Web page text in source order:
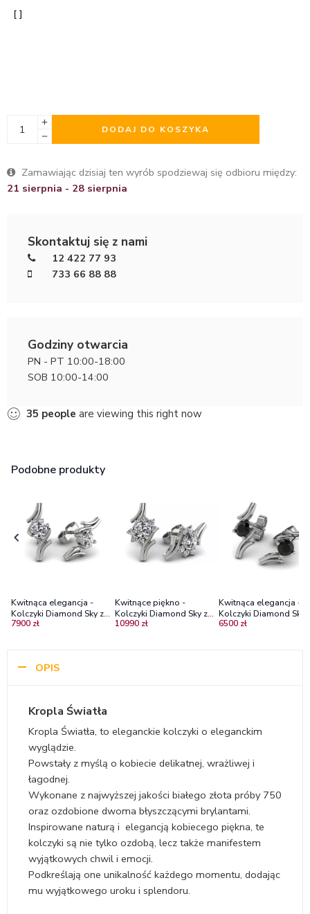
DODAJ DO KOSZYKA
Zamawiając dzisiaj ten wyrób spodziewaj się odbioru między:
21 sierpnia - 28 sierpnia
Skontaktuj się z nami
12 422 77 93
733 66 88 88
Godziny otwarcia
PN - PT 10:00-18:00
SOB 10:00-14:00
35 people are viewing this right now
Podobne produkty
Kwitnąca elegancja -
Kolczyki Diamond Sky z
białego złota z brylantami
7900 zł
Kwitnące piękno -
Kolczyki Diamond Sky z
białego złota z brylantami
10990 zł
Kwitnąca elegancja -
Kolczyki Diamond Sky
białego złota z
6500 zł
OPIS
Kropla Światła
Kropla Światła, to eleganckie kolczyki o eleganckim
wyglądzie.
Powstały z myślą o kobiecie delikatnej, wrażliwej i
łagodnej.
Wykonane z najwyższej jakości białego złota próby 750
oraz ozdobione dwoma błyszczącymi brylantami.
Inspirowane naturą i elegancją kobiecego piękna, te
kolczyki są nie tylko ozdobą, lecz także manifestem
wyjątkowych chwil i emocji.
Podkreślają one unikalność każdego momentu, dodając
mu wyjątkowego uroku i splendoru.